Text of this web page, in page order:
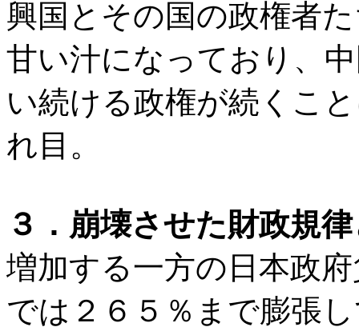
興国とその国の政権者
甘い汁になっており、
い続ける政権が続くこ
れ目。
３．崩壊させた財政規
増加する一方の日本政
では２６５％まで膨張